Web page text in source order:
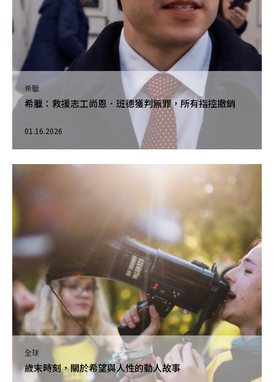
希臘
希臘：救援志工尚恩．班德獲判無罪，所有指控撤銷
01.16.2026
全球
歲末時刻，關於希望與人性的動人故事